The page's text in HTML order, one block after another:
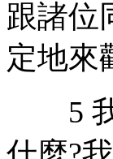
跟諸位
定地來
5 我